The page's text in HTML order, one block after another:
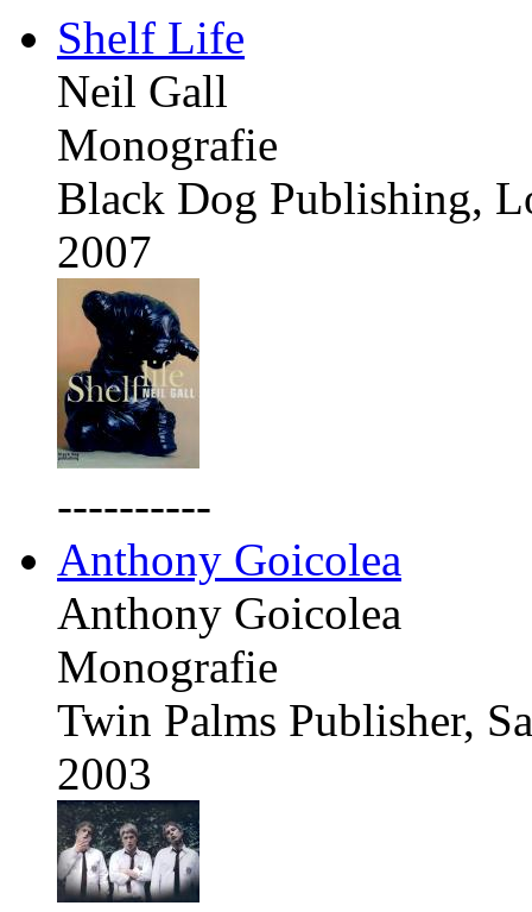
Shelf Life
Neil Gall
Monografie
Black Dog Publishing,
2007
----------
Anthony Goicolea
Anthony Goicolea
Monografie
Twin Palms Publisher,
2003